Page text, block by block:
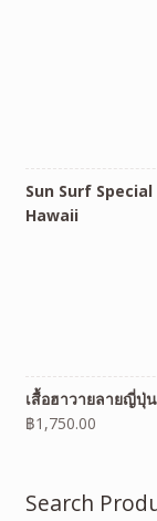
Sun Surf
Hawaii
เสื้อฮาวายลายญี่ปุ่
฿1,750.00
Search